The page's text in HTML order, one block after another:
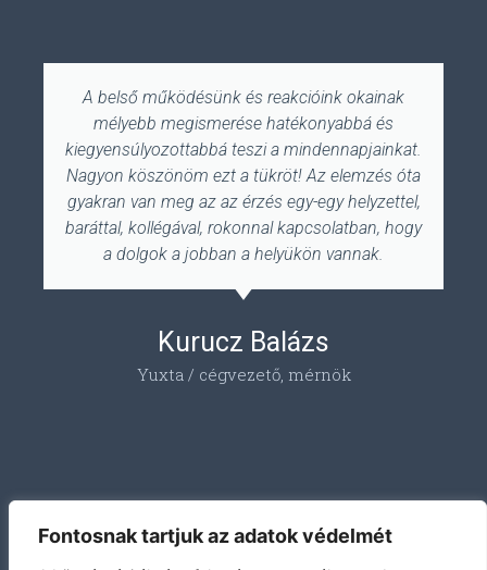
Fontosnak tartjuk az adatok védelmét
A belső működésünk és reakcióink okainak
mélyebb megismerése hatékonyabbá és
kiegyensúlyozottabbá teszi a mindennapjainkat.
Nagyon köszönöm ezt a tükröt! Az elemzés óta
gyakran van meg az az érzés egy-egy helyzettel,
baráttal, kollégával, rokonnal kapcsolatban, hogy
a dolgok a jobban a helyükön vannak.
Kurucz Balázs
Yuxta / cégvezető, mérnök